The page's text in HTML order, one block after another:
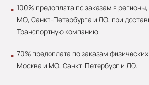
100% предоплата по заказам в
МО, Санкт-Петербурга и ЛО, при
Транспортную компанию.
70% предоплата по заказам
Москва и МО, Санкт-Петербург и ЛО.